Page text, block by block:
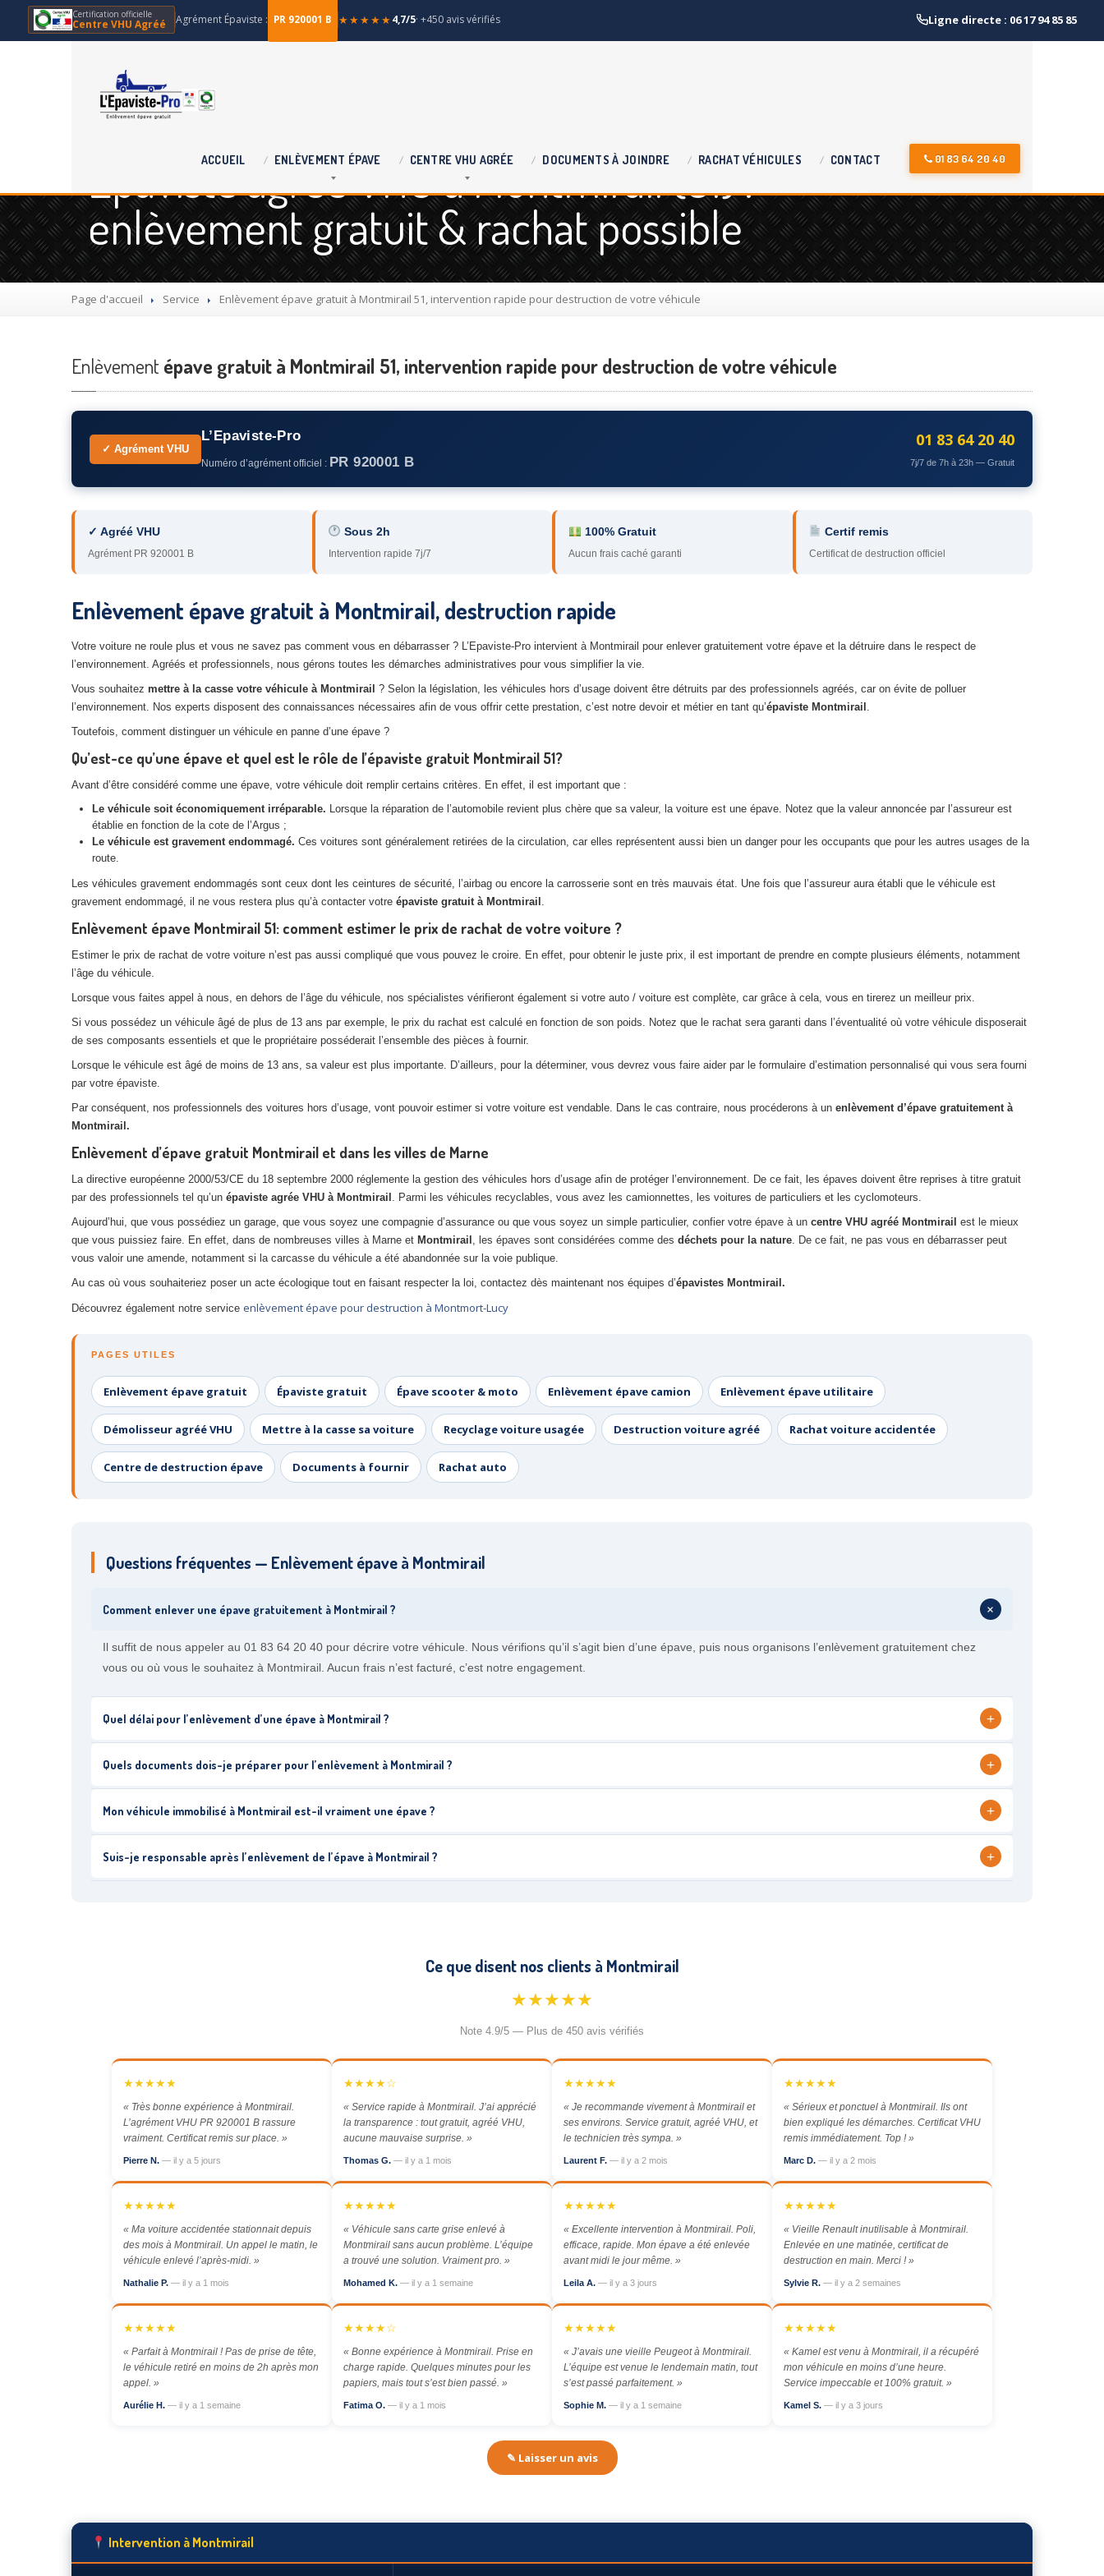
Certification officielle
Centre VHU Agréé Agrément Épaviste : PR 920001 B ★★★★★4,7/5· +450 avis vérifiés Ligne directe : 06 17 94 85 85
ACCUEIL ENLÈVEMENT ÉPAVE CENTRE VHU AGRÉE DOCUMENTS À JOINDRE RACHAT VÉHICULES CONTACT 01 83 64 20 40
Épaviste agréé VHU à Montmirail (51) :
enlèvement gratuit & rachat possible
Page d'accueil Service Enlèvement épave gratuit à Montmirail 51, intervention rapide pour destruction de votre véhicule
Enlèvement épave gratuit à Montmirail 51, intervention rapide pour destruction de votre véhicule
✓ Agrément VHU
L’Epaviste-Pro
Numéro d’agrément officiel : PR 920001 B
01 83 64 20 40
7j/7 de 7h à 23h — Gratuit
✓ Agréé VHU
Agrément PR 920001 B
Sous 2h
Intervention rapide 7j/7
100% Gratuit
Aucun frais caché garanti
Certif remis
Certificat de destruction officiel
Enlèvement épave gratuit à Montmirail, destruction rapide
Votre voiture ne roule plus et vous ne savez pas comment vous en débarrasser ? L’Epaviste-Pro intervient à Montmirail pour enlever gratuitement votre épave et la détruire dans le respect de
l’environnement. Agréés et professionnels, nous gérons toutes les démarches administratives pour vous simplifier la vie.
Vous souhaitez mettre à la casse votre véhicule à Montmirail ? Selon la législation, les véhicules hors d’usage doivent être détruits par des professionnels agréés, car on évite de polluer
l’environnement. Nos experts disposent des connaissances nécessaires afin de vous offrir cette prestation, c’est notre devoir et métier en tant qu’épaviste Montmirail .
Toutefois, comment distinguer un véhicule en panne d’une épave ?
Qu’est-ce qu’une épave et quel est le rôle de l’épaviste gratuit Montmirail 51?
Avant d’être considéré comme une épave, votre véhicule doit remplir certains critères. En effet, il est important que :
Le véhicule soit économiquement irréparable. Lorsque la réparation de l’automobile revient plus chère que sa valeur, la voiture est une épave. Notez que la valeur annoncée par l’assureur est
établie en fonction de la cote de l’Argus ;
Le véhicule est gravement endommagé. Ces voitures sont généralement retirées de la circulation, car elles représentent aussi bien un danger pour les occupants que pour les autres usages de la
route.
Les véhicules gravement endommagés sont ceux dont les ceintures de sécurité, l’airbag ou encore la carrosserie sont en très mauvais état. Une fois que l’assureur aura établi que le véhicule est
gravement endommagé, il ne vous restera plus qu’à contacter votre épaviste gratuit à Montmirail .
Enlèvement épave Montmirail 51: comment estimer le prix de rachat de votre voiture ?
Estimer le prix de rachat de votre voiture n’est pas aussi compliqué que vous pouvez le croire. En effet, pour obtenir le juste prix, il est important de prendre en compte plusieurs éléments, notamment
l’âge du véhicule.
Lorsque vous faites appel à nous, en dehors de l’âge du véhicule, nos spécialistes vérifieront également si votre auto / voiture est complète, car grâce à cela, vous en tirerez un meilleur prix.
Si vous possédez un véhicule âgé de plus de 13 ans par exemple, le prix du rachat est calculé en fonction de son poids. Notez que le rachat sera garanti dans l’éventualité où votre véhicule disposerait
de ses composants essentiels et que le propriétaire posséderait l’ensemble des pièces à fournir.
Lorsque le véhicule est âgé de moins de 13 ans, sa valeur est plus importante. D’ailleurs, pour la déterminer, vous devrez vous faire aider par le formulaire d’estimation personnalisé qui vous sera fourni
par votre épaviste.
Par conséquent, nos professionnels des voitures hors d’usage, vont pouvoir estimer si votre voiture est vendable. Dans le cas contraire, nous procéderons à un enlèvement d’épave gratuitement à
Montmirail.
Enlèvement d’épave gratuit Montmirail et dans les villes de Marne
La directive européenne 2000/53/CE du 18 septembre 2000 réglemente la gestion des véhicules hors d’usage afin de protéger l’environnement. De ce fait, les épaves doivent être reprises à titre gratuit
par des professionnels tel qu’un épaviste agrée VHU à Montmirail . Parmi les véhicules recyclables, vous avez les camionnettes, les voitures de particuliers et les cyclomoteurs.
Aujourd’hui, que vous possédiez un garage, que vous soyez une compagnie d’assurance ou que vous soyez un simple particulier, confier votre épave à un centre VHU agréé Montmirail est le mieux
que vous puissiez faire. En effet, dans de nombreuses villes à Marne et Montmirail , les épaves sont considérées comme des déchets pour la nature. De ce fait, ne pas vous en débarrasser peut
vous valoir une amende, notamment si la carcasse du véhicule a été abandonnée sur la voie publique.
Au cas où vous souhaiteriez poser un acte écologique tout en faisant respecter la loi, contactez dès maintenant nos équipes d’épavistes Montmirail.
Découvrez également notre service enlèvement épave pour destruction à Montmort-Lucy
PAGES UTILES
Enlèvement épave gratuit Épaviste gratuit Épave scooter & moto Enlèvement épave camion Enlèvement épave utilitaire
Démolisseur agréé VHU Mettre à la casse sa voiture Recyclage voiture usagée Destruction voiture agréé Rachat voiture accidentée
Centre de destruction épave Documents à fournir Rachat auto
Questions fréquentes — Enlèvement épave à Montmirail
Comment enlever une épave gratuitement à Montmirail ? +
Il suffit de nous appeler au 01 83 64 20 40 pour décrire votre véhicule. Nous vérifions qu’il s’agit bien d’une épave, puis nous organisons l’enlèvement gratuitement chez
vous ou où vous le souhaitez à Montmirail. Aucun frais n’est facturé, c’est notre engagement.
Quel délai pour l’enlèvement d’une épave à Montmirail ? +
Quels documents dois-je préparer pour l’enlèvement à Montmirail ? +
Mon véhicule immobilisé à Montmirail est-il vraiment une épave ? +
Suis-je responsable après l’enlèvement de l’épave à Montmirail ? +
Ce que disent nos clients à Montmirail
★★★★★
Note 4.9/5 — Plus de 450 avis vérifiés
★★★★★
« Très bonne expérience à Montmirail.
L’agrément VHU PR 920001 B rassure
vraiment. Certificat remis sur place. »
Pierre N. — il y a 5 jours
★★★★☆
« Service rapide à Montmirail. J’ai apprécié
la transparence : tout gratuit, agréé VHU,
aucune mauvaise surprise. »
Thomas G. — il y a 1 mois
★★★★★
« Je recommande vivement à Montmirail et
ses environs. Service gratuit, agréé VHU, et
le technicien très sympa. »
Laurent F. — il y a 2 mois
★★★★★
« Sérieux et ponctuel à Montmirail. Ils ont
bien expliqué les démarches. Certificat VHU
remis immédiatement. Top ! »
Marc D. — il y a 2 mois
★★★★★
« Ma voiture accidentée stationnait depuis
des mois à Montmirail. Un appel le matin, le
véhicule enlevé l’après-midi. »
Nathalie P. — il y a 1 mois
★★★★★
« Véhicule sans carte grise enlevé à
Montmirail sans aucun problème. L’équipe
a trouvé une solution. Vraiment pro. »
Mohamed K. — il y a 1 semaine
★★★★★
« Excellente intervention à Montmirail. Poli,
efficace, rapide. Mon épave a été enlevée
avant midi le jour même. »
Leila A. — il y a 3 jours
★★★★★
« Vieille Renault inutilisable à Montmirail.
Enlevée en une matinée, certificat de
destruction en main. Merci ! »
Sylvie R. — il y a 2 semaines
★★★★★
« Parfait à Montmirail ! Pas de prise de tête,
le véhicule retiré en moins de 2h après mon
appel. »
Aurélie H. — il y a 1 semaine
★★★★☆
« Bonne expérience à Montmirail. Prise en
charge rapide. Quelques minutes pour les
papiers, mais tout s’est bien passé. »
Fatima O. — il y a 1 mois
★★★★★
« J’avais une vieille Peugeot à Montmirail.
L’équipe est venue le lendemain matin, tout
s’est passé parfaitement. »
Sophie M. — il y a 1 semaine
★★★★★
« Kamel est venu à Montmirail, il a récupéré
mon véhicule en moins d’une heure.
Service impeccable et 100% gratuit. »
Kamel S. — il y a 3 jours
✎ Laisser un avis
Intervention à Montmirail